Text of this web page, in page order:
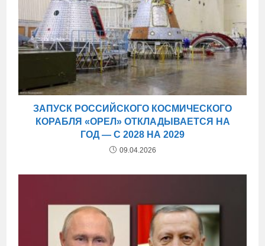
ЗАПУСК РОССИЙСКОГО КОСМИЧЕСКОГО
КОРАБЛЯ «ОРЕЛ» ОТКЛАДЫВАЕТСЯ НА
ГОД — С 2028 НА 2029
09.04.2026